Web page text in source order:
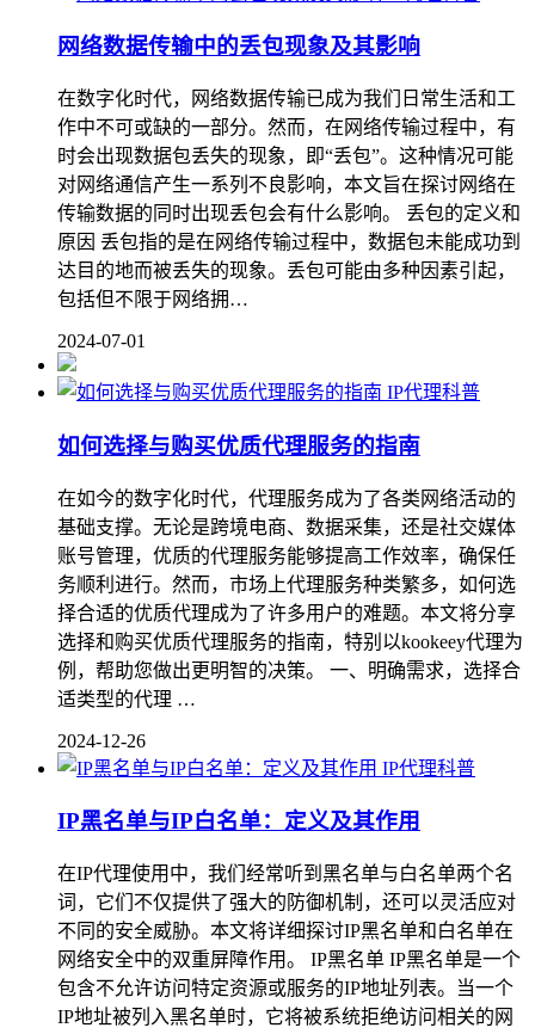
网络数据传输中的丢包现象及其影响
在数字化时代，网络数据传输已成为我们日常生活和工
作中不可或缺的一部分。然而，在网络传输过程中，有
时会出现数据包丢失的现象，即“丢包”。这种情况可能
对网络通信产生一系列不良影响，本文旨在探讨网络在
传输数据的同时出现丢包会有什么影响。 丢包的定义和
原因 丢包指的是在网络传输过程中，数据包未能成功到
达目的地而被丢失的现象。丢包可能由多种因素引起，
包括但不限于网络拥…
2024-07-01
IP代理科普
如何选择与购买优质代理服务的指南
在如今的数字化时代，代理服务成为了各类网络活动的
基础支撑。无论是跨境电商、数据采集，还是社交媒体
账号管理，优质的代理服务能够提高工作效率，确保任
务顺利进行。然而，市场上代理服务种类繁多，如何选
择合适的优质代理成为了许多用户的难题。本文将分享
选择和购买优质代理服务的指南，特别以kookeey代理为
例，帮助您做出更明智的决策。 一、明确需求，选择合
适类型的代理 …
2024-12-26
IP代理科普
IP黑名单与IP白名单：定义及其作用
在IP代理使用中，我们经常听到黑名单与白名单两个名
词，它们不仅提供了强大的防御机制，还可以灵活应对
不同的安全威胁。本文将详细探讨IP黑名单和白名单在
网络安全中的双重屏障作用。 IP黑名单 IP黑名单是一个
包含不允许访问特定资源或服务的IP地址列表。当一个
IP地址被列入黑名单时，它将被系统拒绝访问相关的网